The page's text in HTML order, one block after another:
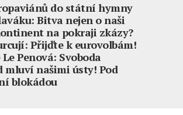
do státní hymny
Bitva nejen o naši
na pokraji zkázy?
Přijďte k eurovolbám!
Penová: Svoboda
mluví našimi ústy! Pod
blokádou